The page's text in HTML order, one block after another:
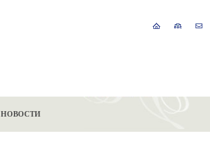
НОВОСТИ